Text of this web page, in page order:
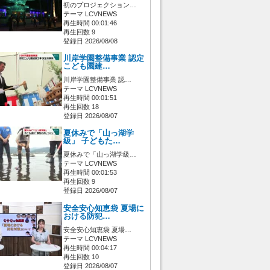
初のプロジェクション…
テーマ LCVNEWS
再生時間 00:01:46
再生回数 9
登録日 2026/08/08
川岸学園整備事業 認定
こども園建…
川岸学園整備事業 認…
テーマ LCVNEWS
再生時間 00:01:51
再生回数 18
登録日 2026/08/07
夏休みで「山っ湖学
級」 子どもた…
夏休みで「山っ湖学級…
テーマ LCVNEWS
再生時間 00:01:53
再生回数 9
登録日 2026/08/07
安全安心知恵袋 夏場に
おける防犯…
安全安心知恵袋 夏場…
テーマ LCVNEWS
再生時間 00:04:17
再生回数 10
登録日 2026/08/07